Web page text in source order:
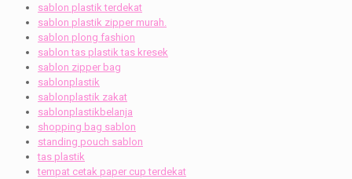
sablon plastik terdekat
sablon plastik zipper murah.
sablon plong fashion
sablon tas plastik tas kresek
sablon zipper bag
sablonplastik
sablonplastik zakat
sablonplastikbelanja
shopping bag sablon
standing pouch sablon
tas plastik
tempat cetak paper cup terdekat